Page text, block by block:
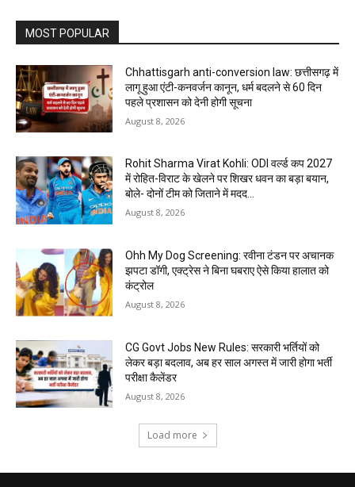
MOST POPULAR
Chhattisgarh anti-conversion law: छत्तीसगढ़ में
लागू हुआ एंटी-कनवर्जन कानून, धर्म बदलने से 60 दिन
पहले प्रशासन को देनी होगी सूचना
August 8, 2026
Rohit Sharma Virat Kohli: ODI वर्ल्ड कप 2027
में रोहित-विराट के खेलने पर शिखर धवन का बड़ा बयान,
बोले- दोनों टीम को जिताने में मदद...
August 8, 2026
Ohh My Dog Screening: रवीना टंडन पर अचानक
झपटा डॉगी, एक्ट्रेस ने बिना घबराए ऐसे किया हालात को
कंट्रोल
August 8, 2026
CG Govt Jobs New Rules: सरकारी भर्तियों को
लेकर बड़ा बदलाव, अब हर साल अगस्त में जारी होगा भर्ती
परीक्षा कैलेंडर
August 8, 2026
Load more